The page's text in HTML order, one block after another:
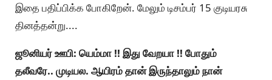
இதை பதிப்பிக்க போகிறேன். மேலும் டிசம்பர் 15 குடியரசு
தினத்தன்று....
ஜூனியர் ஊபி: யெம்மா !! இது வேறயா !! போதும்
தலீவரே.. முடியல. ஆயிரம் தான் இருந்தாலும் நான்